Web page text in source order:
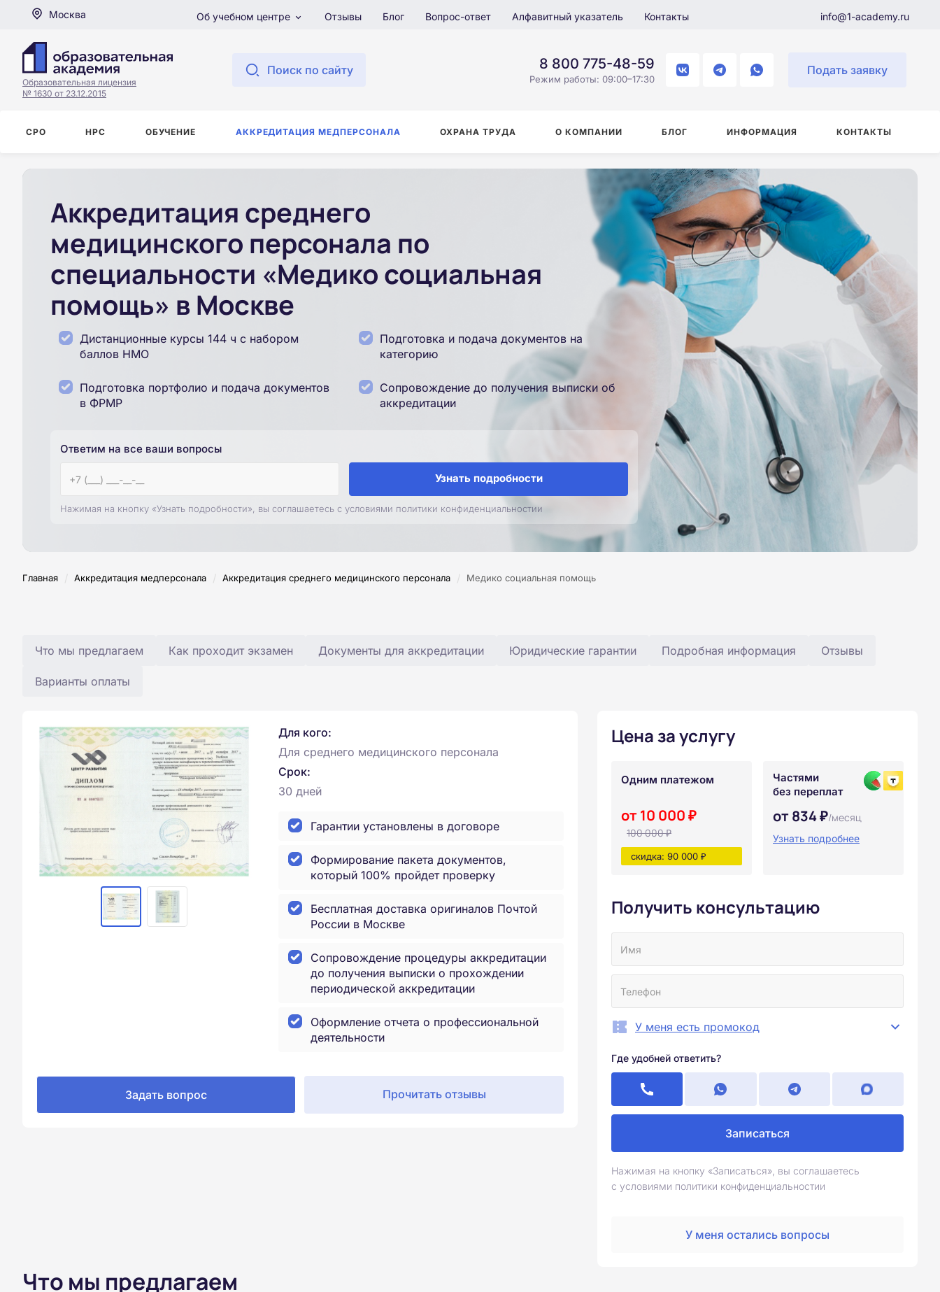
Москва Об учебном центре Отзывы Блог Вопрос-ответ Алфавитный указатель Контакты info@1-academy.ru
Образовательная лицензия
№ 1630 от 23.12.2015
Поиск по сайту 8 800 775-48-59
Режим работы: 09:00–17:30
Подать заявку
СРО НРС ОБУЧЕНИЕ АККРЕДИТАЦИЯ МЕДПЕРСОНАЛА ОХРАНА ТРУДА О КОМПАНИИ БЛОГ ИНФОРМАЦИЯ КОНТАКТЫ
Аккредитация среднего
медицинского персонала по
специальности «Медико социальная
помощь» в Москве
Дистанционные курсы 144 ч с набором
баллов НМО
Подготовка и подача документов на
категорию
Подготовка портфолио и подача документов
в ФРМР
Сопровождение до получения выписки об
аккредитации
Ответим на все ваши вопросы
Узнать подробности
Нажимая на кнопку «Узнать подробности», вы соглашаетесь с условиями политики конфиденциальностии
Главная / Аккредитация медперсонала / Аккредитация среднего медицинского персонала / Медико социальная помощь
Что мы предлагаем Как проходит экзамен Документы для аккредитации Юридические гарантии Подробная информация Отзывы
Варианты оплаты
Для кого:
Для среднего медицинского персонала
Срок:
30 дней
Гарантии установлены в договоре
Формирование пакета документов,
который 100% пройдет проверку
Бесплатная доставка оригиналов Почтой
России в Москве
Сопровождение процедуры аккредитации
до получения выписки о прохождении
периодической аккредитации
Оформление отчета о профессиональной
деятельности
Задать вопрос Прочитать отзывы
Цена за услугу
Одним платежом
от 10 000 ₽
100 000 ₽
скидка: 90 000 ₽
Частями
без переплат
от 834 ₽/месяц
Узнать подробнее
Получить консультацию
У меня есть промокод
Где удобней ответить?
Записаться
Нажимая на кнопку «Записаться», вы соглашаетесь
с условиями политики конфиденциальностии
У меня остались вопросы
Что мы предлагаем